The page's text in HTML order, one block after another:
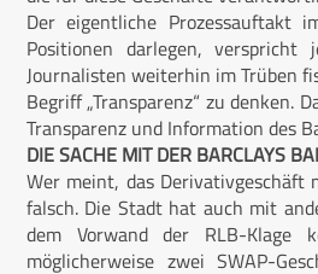
Der eigentliche Prozessauftakt
Positionen darlegen,
Journalisten weiterhin im Trüben
Begriff „Transparenz“ zu denken.
Transparenz und Information des
DIE SACHE MIT DER BARCLAYS
Wer meint, das Derivativgeschäft
falsch. Die Stadt hat auch mit
dem Vorwand der RLB-Klage
möglicherweise zwei SWAP-